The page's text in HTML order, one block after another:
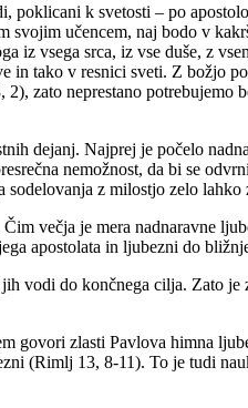
k svetosti – po
učencem, naj bodo v
vsega srca, iz vse duše, z
tako v resnici sveti. Z božjo
zato neprestano potrebujemo
dejanj. Najprej je počelo
nemožnost, da bi se
sodelovanja z milostjo zelo lahko
večja je mera nadnaravne
apostolata in ljubezni do
vodi do končnega cilja. Zato je
govori zlasti Pavlova himna
(Rimlj 13, 8-11). To je tudi